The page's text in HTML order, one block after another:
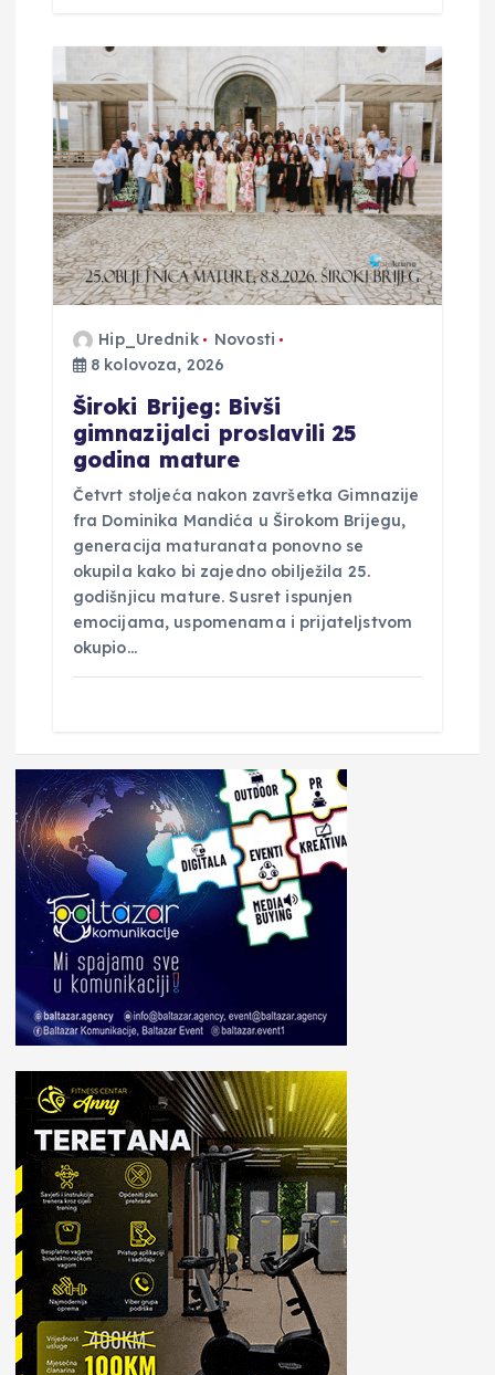
Hip_Urednik
Novosti
8 kolovoza, 2026
Široki Brijeg: Bivši
gimnazijalci proslavili 25
godina mature
Četvrt stoljeća nakon završetka Gimnazije
fra Dominika Mandića u Širokom Brijegu,
generacija maturanata ponovno se
okupila kako bi zajedno obilježila 25.
godišnjicu mature. Susret ispunjen
emocijama, uspomenama i prijateljstvom
okupio…